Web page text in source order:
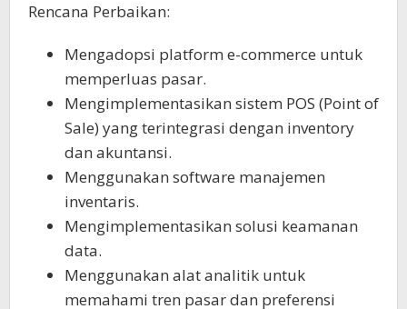
Rencana Perbaikan:
Mengadopsi platform e-commerce untuk
memperluas pasar.
Mengimplementasikan sistem POS (Point of
Sale) yang terintegrasi dengan inventory
dan akuntansi.
Menggunakan software manajemen
inventaris.
Mengimplementasikan solusi keamanan
data.
Menggunakan alat analitik untuk
memahami tren pasar dan preferensi